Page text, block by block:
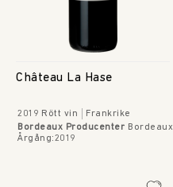
Château La Hase
2019 Rött vin
Frankrike
Bordeaux Producenter Bordeaux
Årgång:2019